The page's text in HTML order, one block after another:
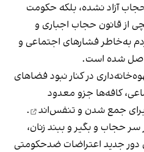
آزاد نشده، بلکه حکومت
از قانون حجاب اجباری و
به‌خاطر فشارهای اجتماعی و
شده است.
در کنار نبود فضاهای
کافه‌ها جزو معدود
جمع شدن و تنفس‌اند
.
سر حجاب و بگیر و ببند زنان،
جدید اعتراضات ضدحکومتی